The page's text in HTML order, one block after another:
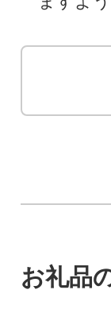
お礼品